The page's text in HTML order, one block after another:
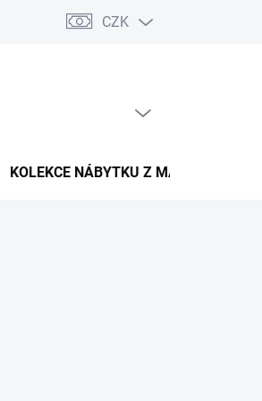
údajů Pojištění zásilky
CZK
KOLEKCE NÁBYTKU Z MASIVU